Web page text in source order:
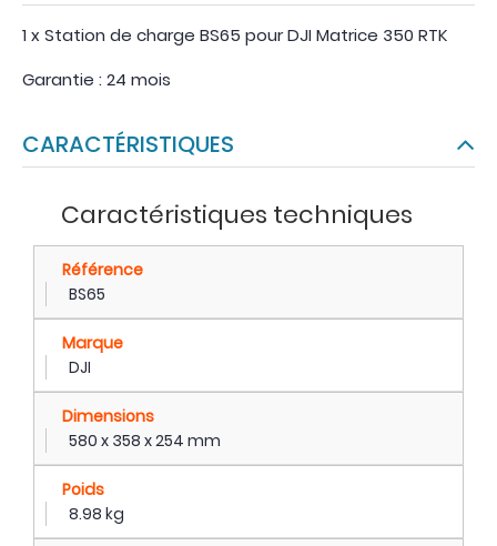
1 x Station de charge BS65 pour DJI Matrice 350 RTK
Garantie : 24 mois
CARACTÉRISTIQUES
Caractéristiques techniques
Référence
BS65
Marque
DJI
Dimensions
580 x 358 x 254 mm
Poids
8.98 kg